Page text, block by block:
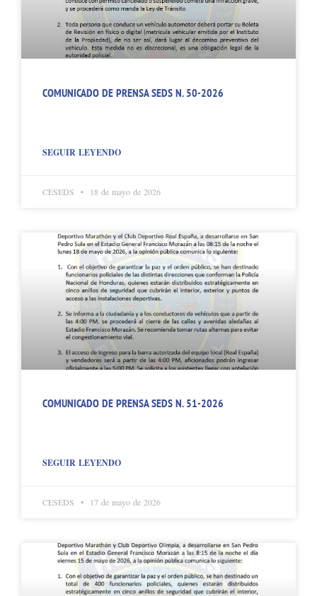
COMUNICADO DE PRENSA SEDS N. 50-2026
SEGUIR LEYENDO
CESEDS 18 de mayo de 2026
COMUNICADO DE PRENSA SEDS N. 51-2026
SEGUIR LEYENDO
CESEDS 17 de mayo de 2026